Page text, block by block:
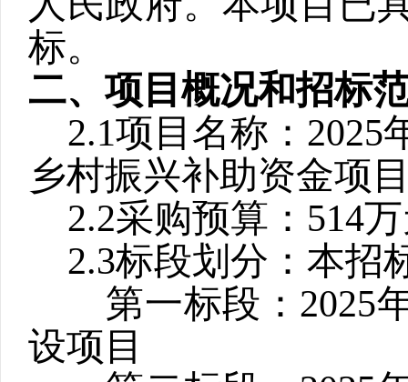
标。
二、项目概况和招标
2.1项目名称： 2025
乡村振兴补助资金项
2.2采购预算： 514
2.3标段划分：本招
第一标段： 2025
设项目